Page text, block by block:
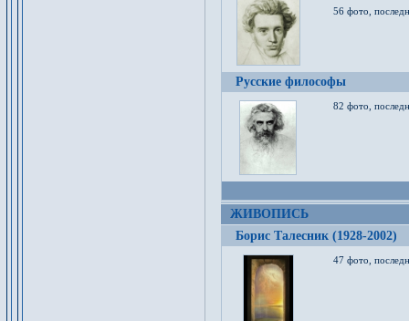
56 фото,
Русские философы
82 фото,
ЖИВОПИСЬ
Борис Талесник (1928-2002)
47 фото,